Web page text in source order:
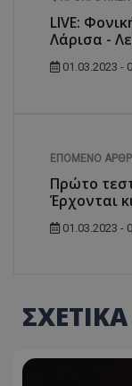
LIVE:
Λάρισα -
01.03.2023 -
ΕΠΌΜΕΝΟ
Πρώτο
Έρχονται
01.03.2023 -